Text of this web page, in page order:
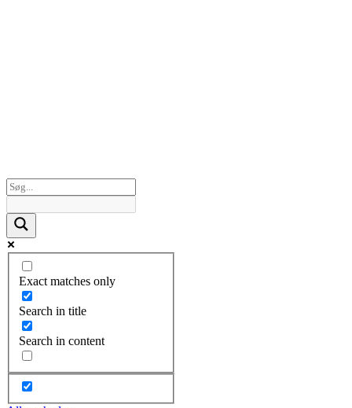
Exact matches only
Search in title
Search in content